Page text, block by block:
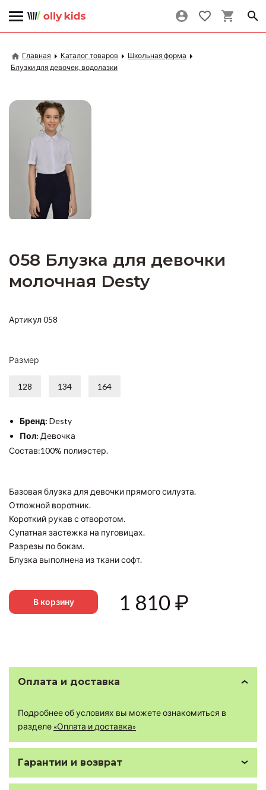
Главная Каталог товаров
Школьная форма
Блузки для девочек, водолазки
058 Блузка для девочки
молочная Desty
Артикул 058
Размер
128 134 164
Бренд: Desty
Пол: Девочка
Состав:100% полиэстер.
Базовая блузка для девочки прямого силуэта.
Отложной воротник.
Короткий рукав с отворотом.
Супатная застежка на пуговицах.
Разрезы по бокам.
Блузка выполнена из ткани софт.
В корзину 1 810₽
Оплата и доставка
Подробнее об условиях вы можете ознакомиться в
разделе «Оплата и доставка»
Гарантии и возврат